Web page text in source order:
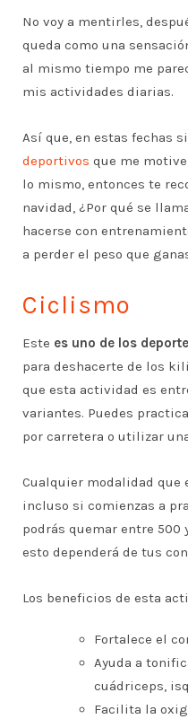
No voy a mentirles,
queda como una
al mismo tiempo me
mis actividades diarias.
Así que, en estas fechas
deportivos que me
lo mismo, entonces te
navidad, ¿Por qué se
hacerse con
a perder el peso que
Ciclismo
Este es uno de los
para deshacerte de los
que esta actividad es
variantes. Puedes
por carretera o utilizar
Cualquier modalidad que
incluso si comienzas a
podrás quemar entre 500
esto dependerá de tus
Los beneficios de esta
Fortalece el
Ayuda a
cuádriceps,
Facilita la